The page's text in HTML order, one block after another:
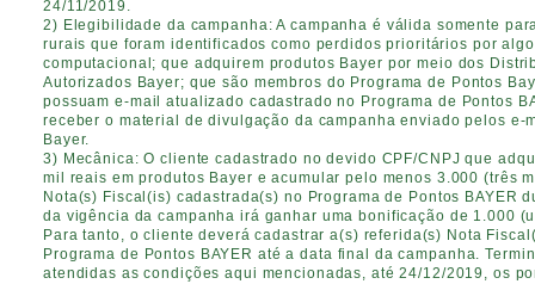
24/11/2019.
2) Elegibilidade da campanha: A campanha é válida somente
rurais que foram identificados como perdidos prioritários por
computacional; que adquirem produtos Bayer por meio dos
Autorizados Bayer; que são membros do Programa de Pontos
possuam e-mail atualizado cadastrado no Programa de Pontos
receber o material de divulgação da campanha enviado pelos e-
Bayer.
3) Mecânica: O cliente cadastrado no devido CPF/CNPJ que
mil reais em produtos Bayer e acumular pelo menos 3.000 (três
Nota(s) Fiscal(is) cadastrada(s) no Programa de Pontos BAYER
da vigência da campanha irá ganhar uma bonificação de 1.000
Para tanto, o cliente deverá cadastrar a(s) referida(s) Nota
Programa de Pontos BAYER até a data final da campanha.
atendidas as condições aqui mencionadas, até 24/12/2019, os